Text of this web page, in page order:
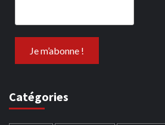
Catégories